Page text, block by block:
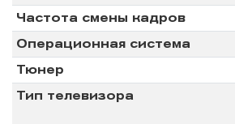
Частота смены кадров
Операционная система
Тюнер
Тип телевизора